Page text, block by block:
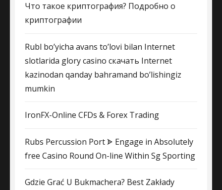
Что такое криптография? Подробно о
криптографии
Rubl bo’yicha avans to’lovi bilan Internet
slotlarida glory casino скачать Internet
kazinodan qanday bahramand bo’lishingiz
mumkin
IronFX-Online CFDs & Forex Trading
Rubs Percussion Port ᗎ Engage in Absolutely
free Casino Round On-line Within Sg Sporting
Gdzie Grać U Bukmachera? Best Zakłady